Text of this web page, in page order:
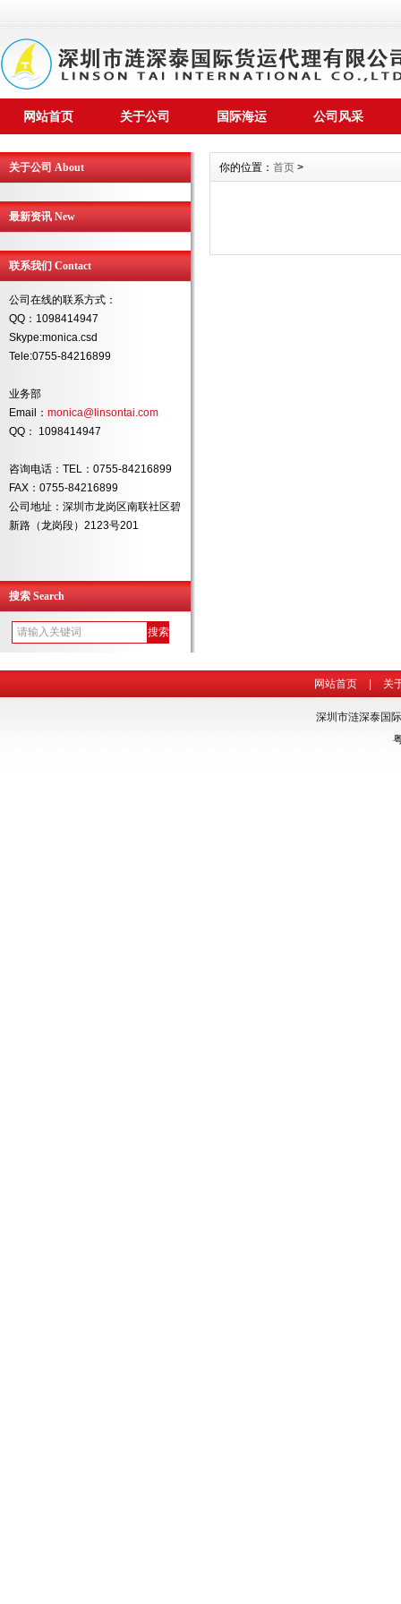
网站首页 关于公司 国际海运 公司风采
关于公司 About
最新资讯 New
联系我们 Contact
公司在线的联系方式：
QQ：1098414947
Skype:monica.csd
Tele:0755-84216899
业务部
Email： monica@linsontai.com
QQ： 1098414947
咨询电话：TEL：0755-84216899
FAX：0755-84216899
公司地址：深圳市龙岗区南联社区碧
新路（龙岗段）2123号201
搜索 Search
你的位置： 首页 >
网站首页 关
深圳市涟深泰国